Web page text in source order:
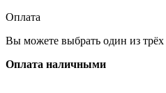
Оплата
Вы можете выбрать один из
Оплата наличными